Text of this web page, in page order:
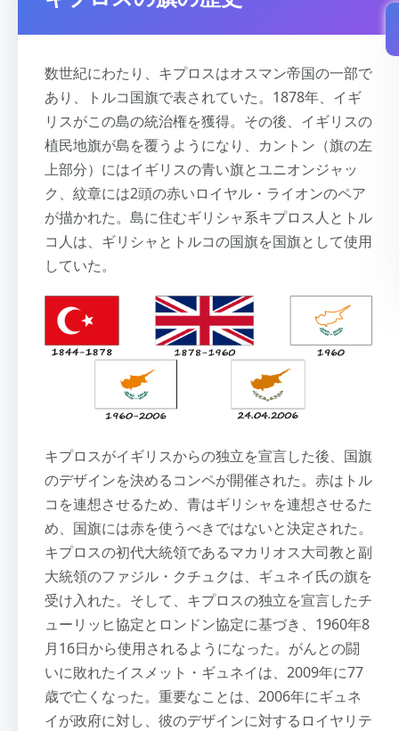
数世紀にわたり、キプロスはオスマン帝国の一部で
あり、トルコ国旗で表されていた。1878年、イギ
リスがこの島の統治権を獲得。その後、イギリスの
植民地旗が島を覆うようになり、カントン（旗の左
上部分）にはイギリスの青い旗とユニオンジャッ
ク、紋章には2頭の赤いロイヤル・ライオンのペア
が描かれた。島に住むギリシャ系キプロス人とトル
コ人は、ギリシャとトルコの国旗を国旗として使用
していた。
キプロスがイギリスからの独立を宣言した後、国旗
のデザインを決めるコンペが開催された。赤はトル
コを連想させるため、青はギリシャを連想させるた
め、国旗には赤を使うべきではないと決定された。
キプロスの初代大統領であるマカリオス大司教と副
大統領のファジル・クチュクは、ギュネイ氏の旗を
受け入れた。そして、キプロスの独立を宣言したチ
ューリッヒ協定とロンドン協定に基づき、1960年8
月16日から使用されるようになった。がんとの闘
いに敗れたイスメット・ギュネイは、2009年に77
歳で亡くなった。重要なことは、2006年にギュネ
イが政府に対し、彼のデザインに対するロイヤリテ